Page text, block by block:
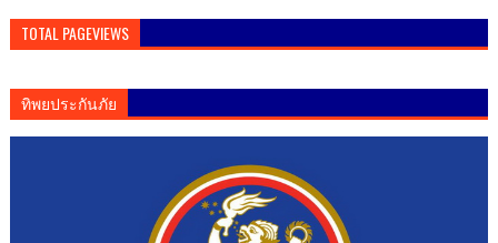
TOTAL PAGEVIEWS
ทิพยประกันภัย